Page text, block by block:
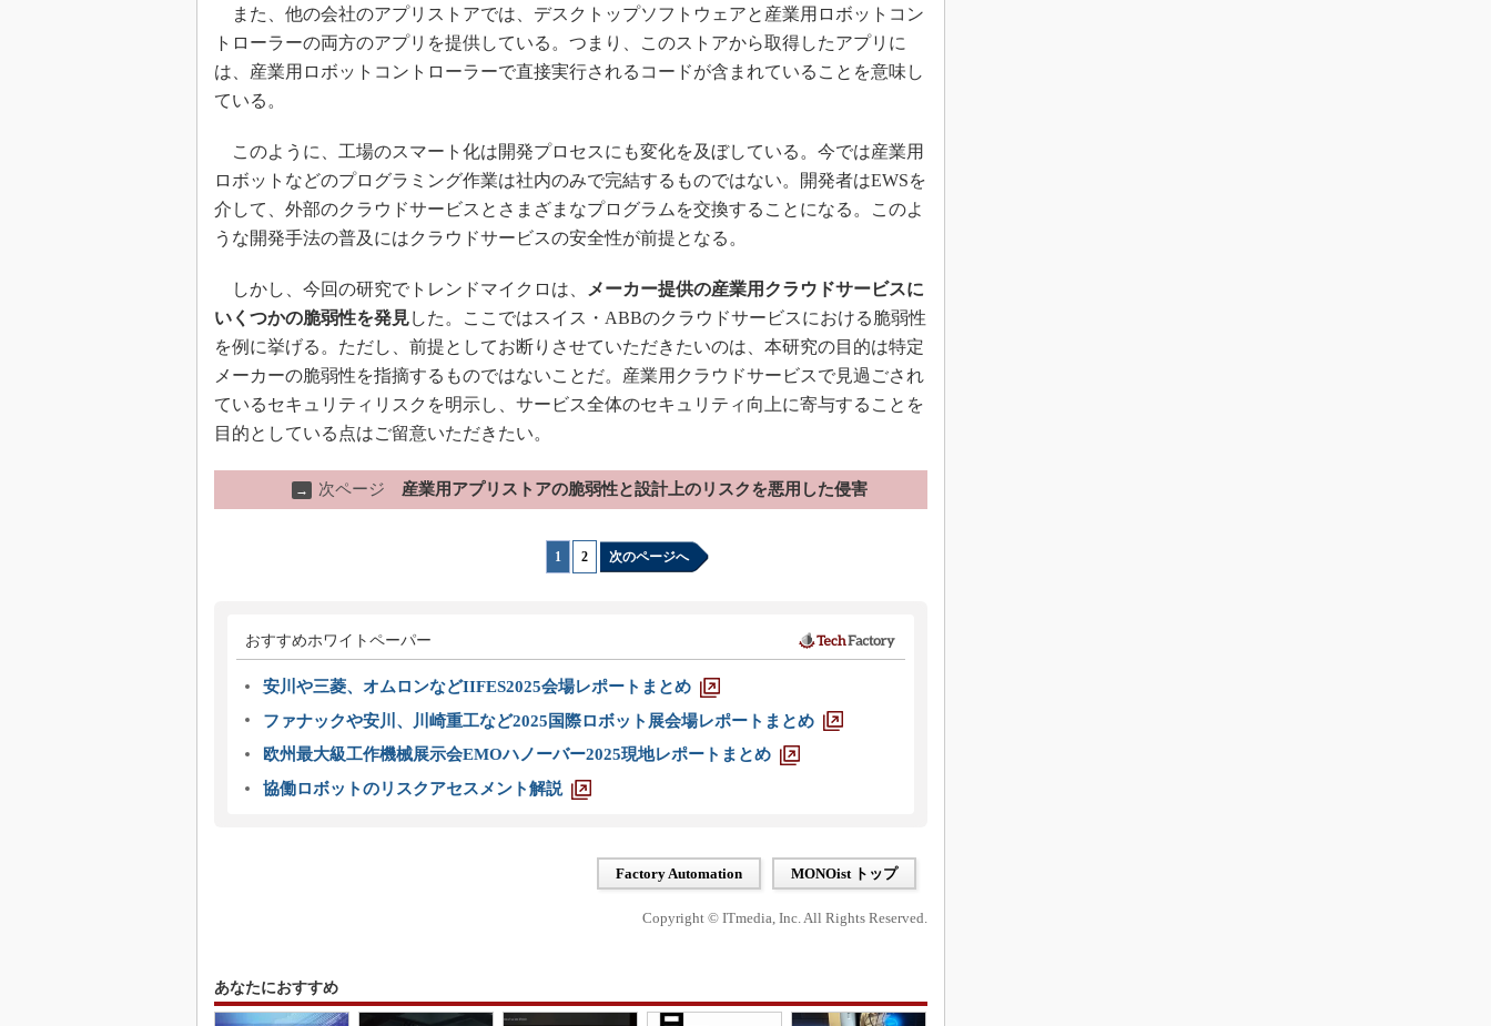
また、他の会社のアプリストアでは、デスクトップソフトウェアと産業用ロボットコン
トローラーの両方のアプリを提供している。つまり、このストアから取得したアプリに
は、産業用ロボットコントローラーで直接実行されるコードが含まれていることを意味し
ている。
このように、工場のスマート化は開発プロセスにも変化を及ぼしている。今では産業用
ロボットなどのプログラミング作業は社内のみで完結するものではない。開発者はEWSを
介して、外部のクラウドサービスとさまざまなプログラムを交換することになる。このよ
うな開発手法の普及にはクラウドサービスの安全性が前提となる。
しかし、今回の研究でトレンドマイクロは、
メーカー提供の産業用クラウドサービスに
いくつかの脆弱性を発見した。ここではスイス・ABBのクラウドサービスにおける脆弱性
を例に挙げる。ただし、前提としてお断りさせていただきたいのは、本研究の目的は特定
メーカーの脆弱性を指摘するものではないことだ。産業用クラウドサービスで見過ごされ
ているセキュリティリスクを明示し、サービス全体のセキュリティ向上に寄与することを
目的としている点はご留意いただきたい。
→ 次ページ 産業用アプリストアの脆弱性と設計上のリスクを悪用した侵害
1 2 次のページへ
おすすめホワイトペーパー
安川や三菱、オムロンなどIIFES2025会場レポートまとめ
ファナックや安川、川崎重工など2025国際ロボット展会場レポートまとめ
欧州最大級工作機械展示会EMOハノーバー2025現地レポートまとめ
協働ロボットのリスクアセスメント解説
Factory Automation MONOist トップ
Copyright © ITmedia, Inc. All Rights Reserved.
あなたにおすすめ